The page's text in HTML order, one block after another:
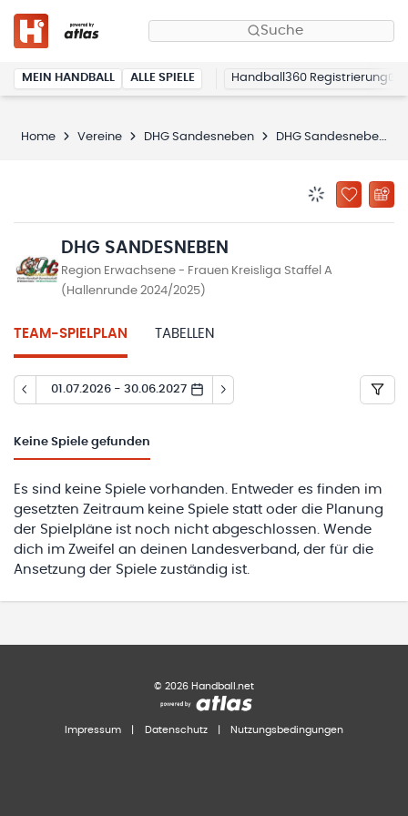
Suche
MEIN HANDBALL ALLE SPIELE Handball360 Registrierung
Home Vereine DHG Sandesneben DHG Sandesneben
ZU
DHG SANDESNEBEN
Region Erwachsene - Frauen Kreisliga Staffel A
(Hallenrunde 2024/2025)
TEAM-SPIELPLAN TABELLEN
01.07.2026 - 30.06.2027
Keine Spiele gefunden
Es sind keine Spiele vorhanden. Entweder es finden im
gesetzten Zeitraum keine Spiele statt oder die Planung
der Spielpläne ist noch nicht abgeschlossen. Wende
dich im Zweifel an deinen Landesverband, der für die
Ansetzung der Spiele zuständig ist.
© 2026 Handball.net
Impressum Datenschutz Nutzungsbedingungen